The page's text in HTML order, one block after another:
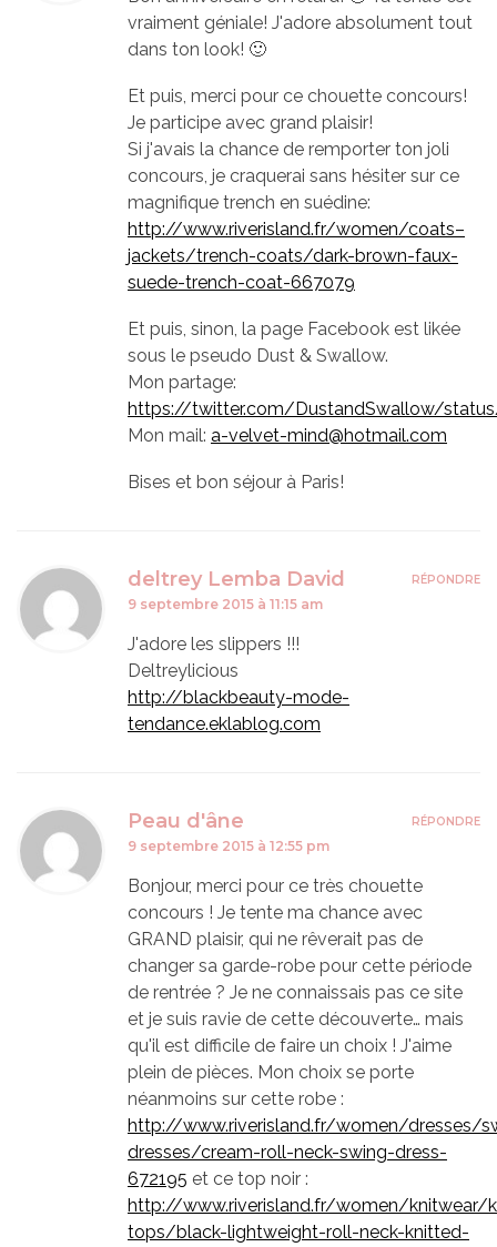
vraiment géniale! J'adore absolument tout
dans ton look! 🙂
Et puis, merci pour ce chouette concours!
Je participe avec grand plaisir!
Si j'avais la chance de remporter ton joli
concours, je craquerai sans hésiter sur ce
magnifique trench en suédine:
http://www.riverisland.fr/women/coats–
jackets/trench-coats/dark-brown-faux-
suede-trench-coat-667079
Et puis, sinon, la page Facebook est likée
sous le pseudo Dust & Swallow.
Mon partage:
https://twitter.com/DustandSwallow/
Mon mail: a-velvet-mind@hotmail.com
Bises et bon séjour à Paris!
deltrey Lemba David
9 septembre 2015 à 11:15 am
J'adore les slippers !!!
Deltreylicious
http://blackbeauty-mode-
tendance.eklablog.com
RÉPONDRE
Peau d'âne
9 septembre 2015 à 12:55 pm
Bonjour, merci pour ce très chouette
concours ! Je tente ma chance avec
GRAND plaisir, qui ne rêverait pas de
changer sa garde-robe pour cette période
de rentrée ? Je ne connaissais pas ce site
et je suis ravie de cette découverte… mais
qu'il est difficile de faire un choix ! J'aime
plein de pièces. Mon choix se porte
néanmoins sur cette robe :
http://www.riverisland.fr/women/dresses/
dresses/cream-roll-neck-swing-dress-
672195 et ce top noir :
http://www.riverisland.fr/women/knitwear/
tops/black-lightweight-roll-neck-knitted-
RÉPONDRE